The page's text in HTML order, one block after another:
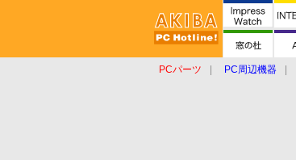
PCパーツ PC周辺機器